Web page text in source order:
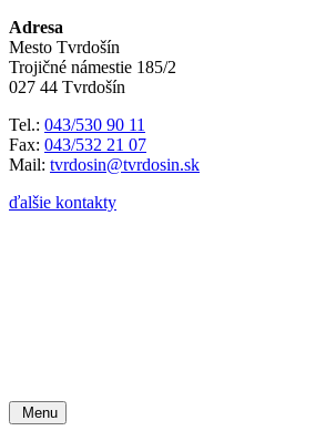
Adresa
Mesto Tvrdošín
Trojičné námestie 185/2
027 44 Tvrdošín
Tel.: 043/530 90 11
Fax: 043/532 21 07
Mail: tvrdosin@tvrdosin.sk
ďalšie kontakty
Menu